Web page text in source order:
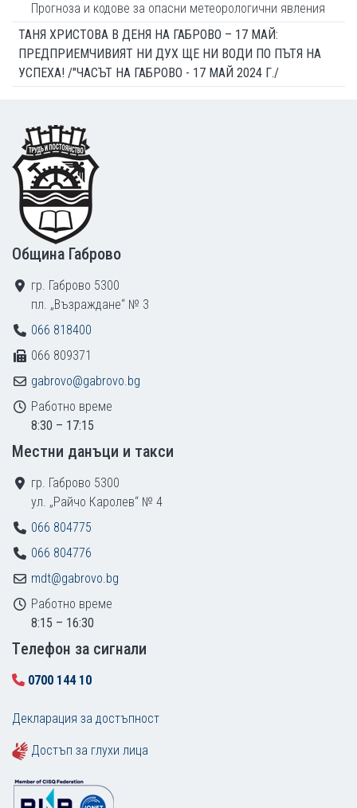
Прогноза и кодове за опасни метеорологични явления
ТАНЯ ХРИСТОВА В ДЕНЯ НА ГАБРОВО – 17 МАЙ:
ПРЕДПРИЕМЧИВИЯТ НИ ДУХ ЩЕ НИ ВОДИ ПО ПЪТЯ НА
УСПЕХА! /"ЧАСЪТ НА ГАБРОВО - 17 МАЙ 2024 Г./
Footer
Община Габрово
гр. Габрово 5300
пл. „Възраждане“ № 3
066 818400
066 809371
gabrovo@gabrovo.bg
Работно време
8:30 – 17:15
Местни данъци и такси
гр. Габрово 5300
ул. „Райчо Каролев“ № 4
066 804775
066 804776
mdt@gabrovo.bg
Работно време
8:15 – 16:30
Tелефон за сигнали
0700 144 10
Декларация за достъпност
Достъп за глухи лица